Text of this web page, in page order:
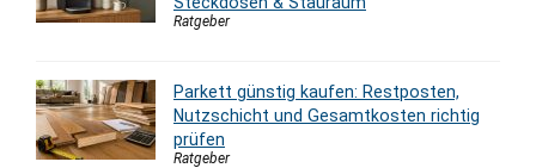
Ratgeber
Parkett günstig kaufen: Restposten,
Nutzschicht und Gesamtkosten richtig
prüfen
Ratgeber